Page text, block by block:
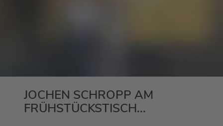
JOCHEN SCHROPP AM
FRÜHSTÜCKSTISCH...